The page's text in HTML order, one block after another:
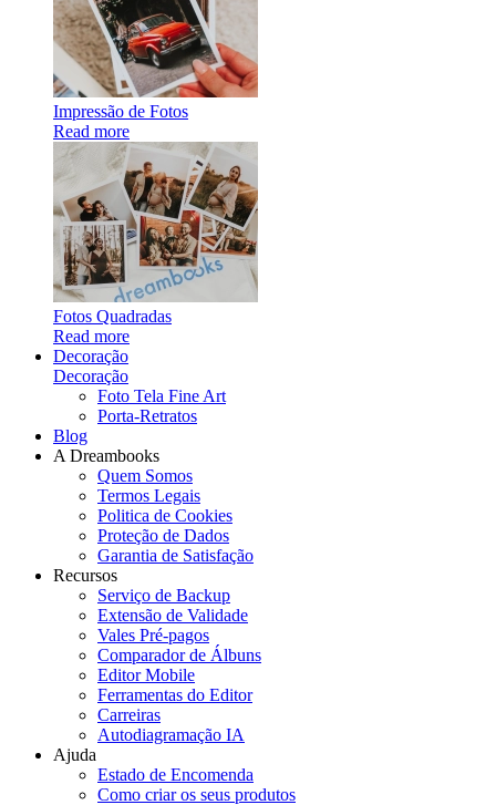
Impressão de Fotos
Read more
Fotos Quadradas
Read more
Decoração
Decoração
Foto Tela Fine Art
Porta-Retratos
Blog
A Dreambooks
Quem Somos
Termos Legais
Politica de Cookies
Proteção de Dados
Garantia de Satisfação
Recursos
Serviço de Backup
Extensão de Validade
Vales Pré-pagos
Comparador de Álbuns
Editor Mobile
Ferramentas do Editor
Carreiras
Autodiagramação IA
Ajuda
Estado de Encomenda
Como criar os seus produtos